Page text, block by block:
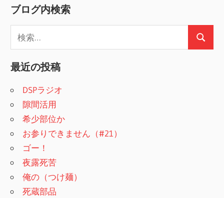
ブログ内検索
検
索
:
検
最近の投稿
DSPラジオ
隙間活用
希少部位か
お参りできません（#21）
ゴー！
夜露死苦
俺の（つけ麺）
死蔵部品